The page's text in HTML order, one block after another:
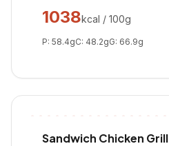
1038kcal / 100g
P: 58.4gC: 48.2gG: 66.9g
Sandwich Chicken Grill